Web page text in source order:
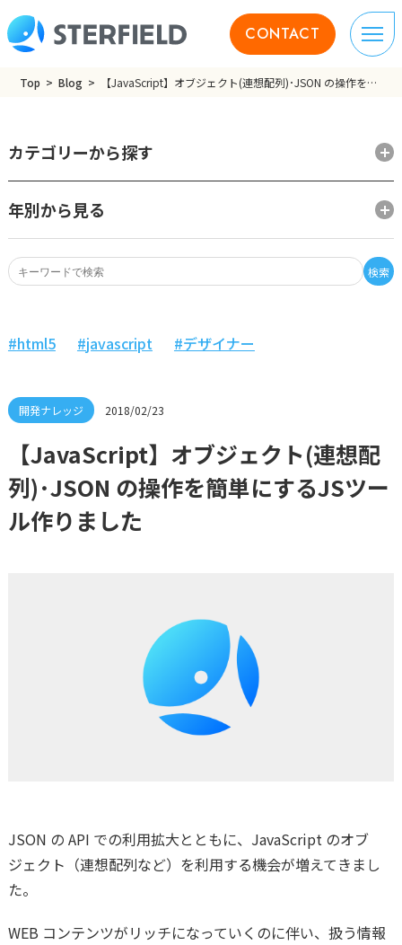
CONTACT
Top Blog 【JavaScript】オブジェクト(連想配列)･JSON の操作を簡単にするJSツール作りました
検索
カテゴリーから探す
年別から見る
2018/02/23
html5 javascript デザイナー
【JavaScript】オブジェクト(連想配
列)･JSON の操作を簡単にするJSツー
ル作りました
JSON の API での利用拡大とともに、JavaScript のオブ
ジェクト（連想配列など）を利用する機会が増えてきまし
た。
WEB コンテンツがリッチになっていくのに伴い、扱う情報